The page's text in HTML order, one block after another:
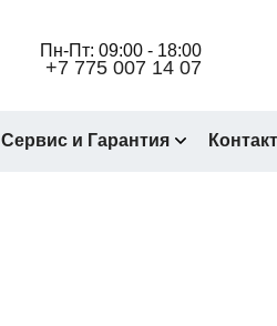
Пн-Пт: 09:00 - 18:00
+7 775 007 14 07
Сервис и Гарантия